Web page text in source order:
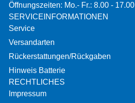
Öffnungszeiten: Mo.- Fr.: 8.00 - 17.00
SERVICEINFORMATIONEN
Service
Versandarten
Rückerstattungen/Rückgaben
Hinweis Batterie
RECHTLICHES
Impressum